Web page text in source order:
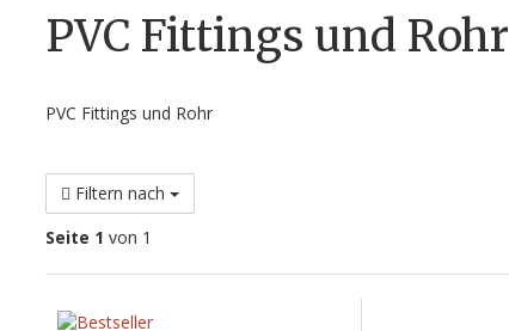
PVC Fittings und Rohr
PVC Fittings und Rohr
Filtern nach
Seite 1 von 1